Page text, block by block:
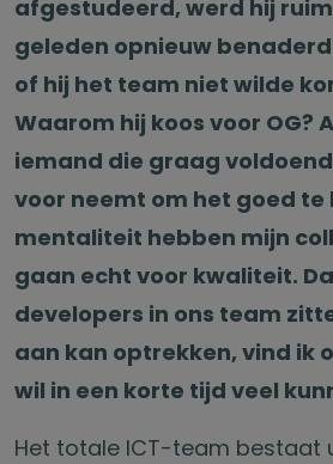
afgestudeerd, werd hij
geleden opnieuw
of hij het team niet wilde
Waarom hij koos voor OG?
iemand die graag
voor neemt om het goed te
mentaliteit hebben mijn
gaan echt voor kwaliteit.
developers in ons team
aan kan optrekken, vind ik
wil in een korte tijd veel
Het totale ICT-team bestaat